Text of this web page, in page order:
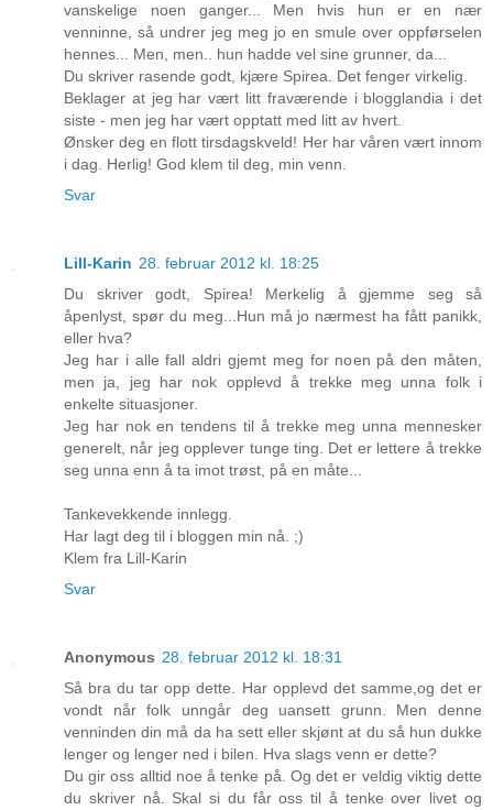
vanskelige noen ganger... Men hvis hun er en nær
venninne, så undrer jeg meg jo en smule over oppførselen
hennes... Men, men.. hun hadde vel sine grunner, da...
Du skriver rasende godt, kjære Spirea. Det fenger virkelig.
Beklager at jeg har vært litt fraværende i blogglandia i det
siste - men jeg har vært opptatt med litt av hvert.
Ønsker deg en flott tirsdagskveld! Her har våren vært innom
i dag. Herlig! God klem til deg, min venn.
Svar
Lill-Karin 28. februar 2012 kl. 18:25
Du skriver godt, Spirea! Merkelig å gjemme seg så
åpenlyst, spør du meg...Hun må jo nærmest ha fått panikk,
eller hva?
Jeg har i alle fall aldri gjemt meg for noen på den måten,
men ja, jeg har nok opplevd å trekke meg unna folk i
enkelte situasjoner.
Jeg har nok en tendens til å trekke meg unna mennesker
generelt, når jeg opplever tunge ting. Det er lettere å trekke
seg unna enn å ta imot trøst, på en måte...
Tankevekkende innlegg.
Har lagt deg til i bloggen min nå. ;)
Klem fra Lill-Karin
Svar
Anonymous 28. februar 2012 kl. 18:31
Så bra du tar opp dette. Har opplevd det samme,og det er
vondt når folk unngår deg uansett grunn. Men denne
venninden din må da ha sett eller skjønt at du så hun dukke
lenger og lenger ned i bilen. Hva slags venn er dette?
Du gir oss alltid noe å tenke på. Og det er veldig viktig dette
du skriver nå. Skal si du får oss til å tenke over livet og